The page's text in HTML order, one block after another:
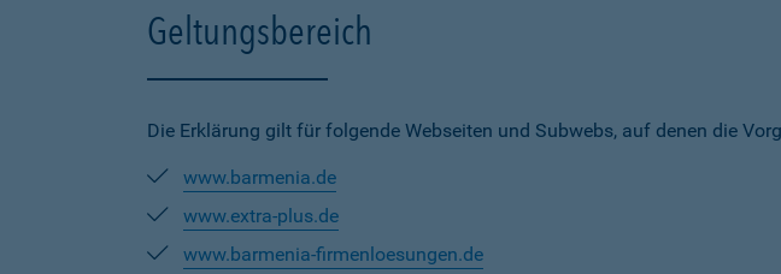
Geltungsbereich
Die Erklärung gilt für folgende Webseiten und Subwebs, auf denen die
www.barmenia.de
www.extra-plus.de
www.barmenia-firmenloesungen.de